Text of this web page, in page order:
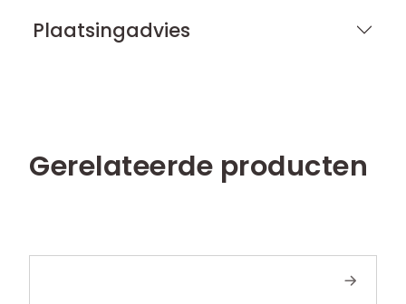
Plaatsingadvies
Gerelateerde producten